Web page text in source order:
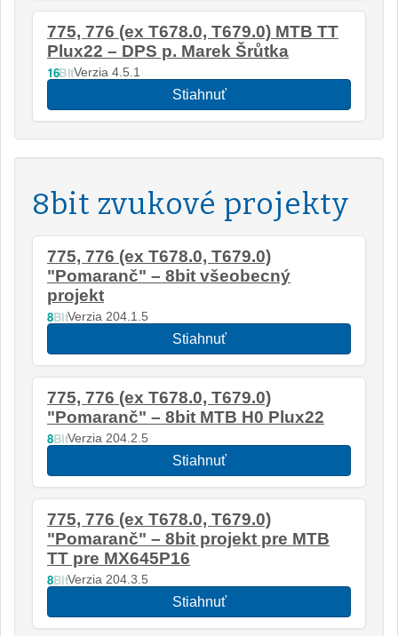
775, 776 (ex T678.0, T679.0) MTB TT
Plux22 – DPS p. Marek Šrůtka
16BitVerzia 4.5.1
Stiahnuť
8bit zvukové projekty
775, 776 (ex T678.0, T679.0)
"Pomaranč" – 8bit všeobecný
projekt
8BitVerzia 204.1.5
Stiahnuť
775, 776 (ex T678.0, T679.0)
"Pomaranč" – 8bit MTB H0 Plux22
8BitVerzia 204.2.5
Stiahnuť
775, 776 (ex T678.0, T679.0)
"Pomaranč" – 8bit projekt pre MTB
TT pre MX645P16
8BitVerzia 204.3.5
Stiahnuť